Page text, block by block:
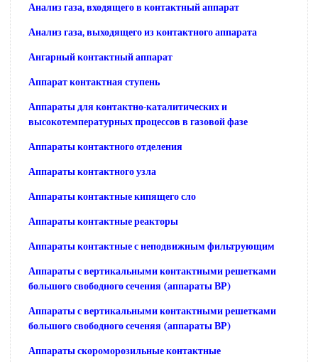
Анализ газа, входящего в контактный аппарат
Анализ газа, выходящего из контактного аппарата
Ангарный контактный аппарат
Аппарат контактная ступень
Аппараты для контактно-каталитических и
высокотемпературных процессов в газовой фазе
Аппараты контактного отделения
Аппараты контактного узла
Аппараты контактные кипящего сло
Аппараты контактные реакторы
Аппараты контактные с неподвижным фильтрующим
Аппараты с вертикальными контактными решетками
большого свободного сечения (аппараты ВР)
Аппараты с вертикальными контактными решетками
большого свободного сеченяя (аппараты ВР)
Аппараты скороморозильные контактные